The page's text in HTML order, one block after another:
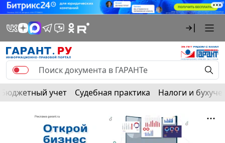
Бюджетный учет Судебная практика Налоги и